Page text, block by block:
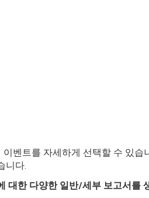
벤트를 자세하게 선택할 수 있습
니다.
대한 다양한 일반/세부 보고서를